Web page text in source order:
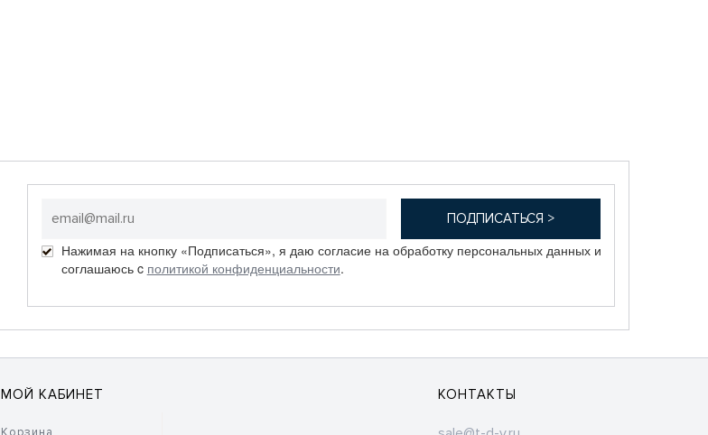
Нажимая на кнопку «Подписаться», я даю согласие на обработку персональных данных и
соглашаюсь c политикой конфиденциальности.
МОЙ КАБИНЕТ КОНТАКТЫ